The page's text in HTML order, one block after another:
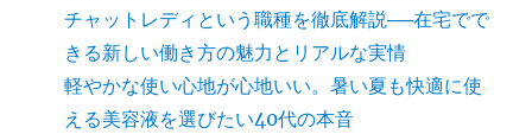
チャットレディという職種を徹底解説──在宅でで
きる新しい働き方の魅力とリアルな実情
軽やかな使い心地が心地いい。暑い夏も快適に使
える美容液を選びたい40代の本音